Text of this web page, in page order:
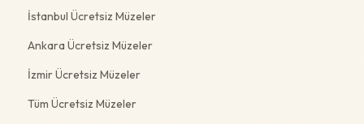
İstanbul Ücretsiz Müzeler
Ankara Ücretsiz Müzeler
İzmir Ücretsiz Müzeler
Tüm Ücretsiz Müzeler